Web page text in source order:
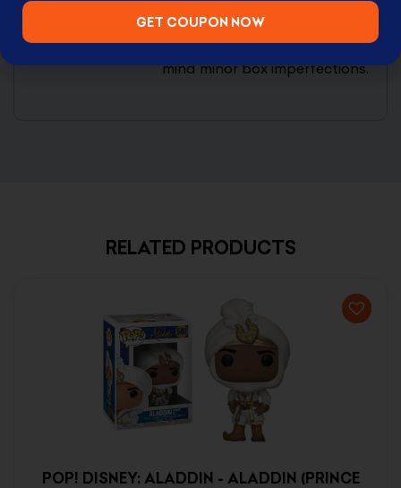
Perfect for collectors or personal use who don’t
mind minor box imperfections.
RELATED PRODUCTS
POP! DISNEY: ALADDIN - ALADDIN (PRINCE
GET COUPON NOW